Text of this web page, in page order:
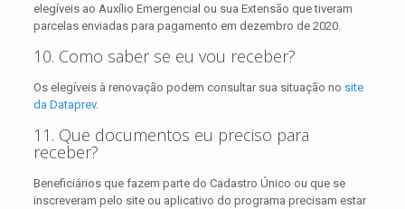
elegíveis ao Auxílio Emergencial ou sua Extensão que tiveram
parcelas enviadas para pagamento em dezembro de 2020.
10. Como saber se eu vou receber?
Os elegíveis à renovação podem consultar sua situação no site
da Dataprev.
11. Que documentos eu preciso para
receber?
Beneficiários que fazem parte do Cadastro Único ou que se
inscreveram pelo site ou aplicativo do programa precisam estar